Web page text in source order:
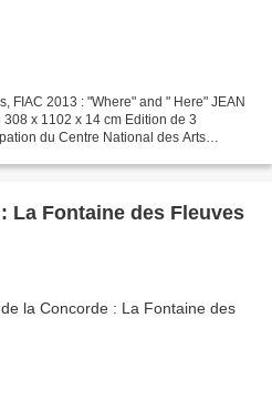
FIAC 2013 : "Where" and " Here" JEAN
x 1102 x 14 cm Edition de 3
du Centre National des Arts
La Fontaine des Fleuves